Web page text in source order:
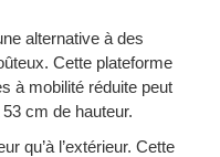
alternative à des
Cette plateforme
à mobilité réduite peut
cm de hauteur.
qu’à l’extérieur. Cette